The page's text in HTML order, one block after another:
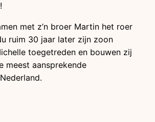
met z’n broer Martin het roer
ruim 30 jaar later zijn zoon
toegetreden en bouwen zij
meest aansprekende